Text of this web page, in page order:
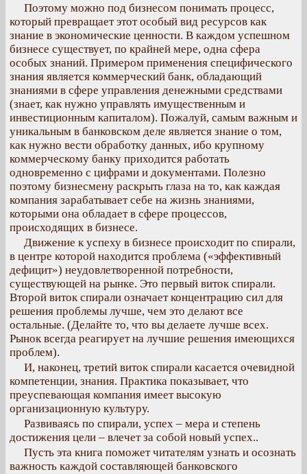
Поэтому можно под бизнесом понимать процесс,
который превращает этот особый вид ресурсов как
знание в экономические ценности. В каждом успешном
бизнесе существует, по крайней мере, одна сфера
особых знаний. Примером применения специфического
знания является коммерческий банк, обладающий
знаниями в сфере управления денежными средствами
(знает, как нужно управлять имущественным и
инвестиционным капиталом). Пожалуй, самым важным и
уникальным в банковском деле является знание о том,
как нужно вести обработку данных, ибо крупному
коммерческому банку приходится работать
одновременно с цифрами и документами. Полезно
поэтому бизнесмену раскрыть глаза на то, как каждая
компания зарабатывает себе на жизнь знаниями,
которыми она обладает в сфере процессов,
происходящих в бизнесе.
Движение к успеху в бизнесе происходит по спирали,
в центре которой находится проблема («эффективный
дефицит») неудовлетворенной потребности,
существующей на рынке. Это первый виток спирали.
Второй виток спирали означает концентрацию сил для
решения проблемы лучше, чем это делают все
остальные. (Делайте то, что вы делаете лучше всех.
Рынок всегда реагирует на лучшие решения имеющихся
проблем).
И, наконец, третий виток спирали касается очевидной
компетенции, знания. Практика показывает, что
преуспевающая компания имеет высокую
организационную культуру.
Развиваясь по спирали, успех – мера и степень
достижения цели – влечет за собой новый успех..
Пусть эта книга поможет читателям узнать и осознать
важность каждой составляющей банковского